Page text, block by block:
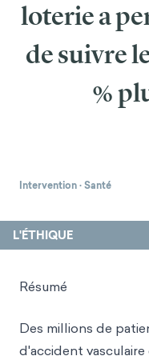
loterie a
de suivre
%
Intervention·Santé
L'ÉTHIQUE
Résumé
Des millions de
d'accident